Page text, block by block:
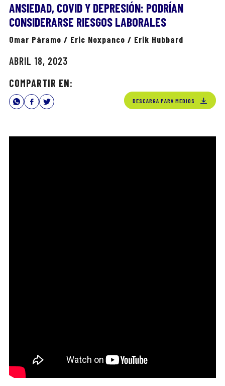
ANSIEDAD, COVID Y DEPRESIÓN: PODRÍAN
CONSIDERARSE RIESGOS LABORALES
Omar Páramo / Eric Noxpanco / Erik Hubbard
ABRIL 18, 2023
COMPARTIR EN:
DESCARGA PARA MEDIOS